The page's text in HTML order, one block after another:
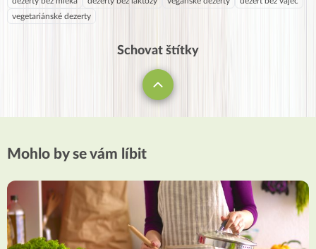
vegetariánské dezerty
Schovat štítky
Mohlo by se vám líbit